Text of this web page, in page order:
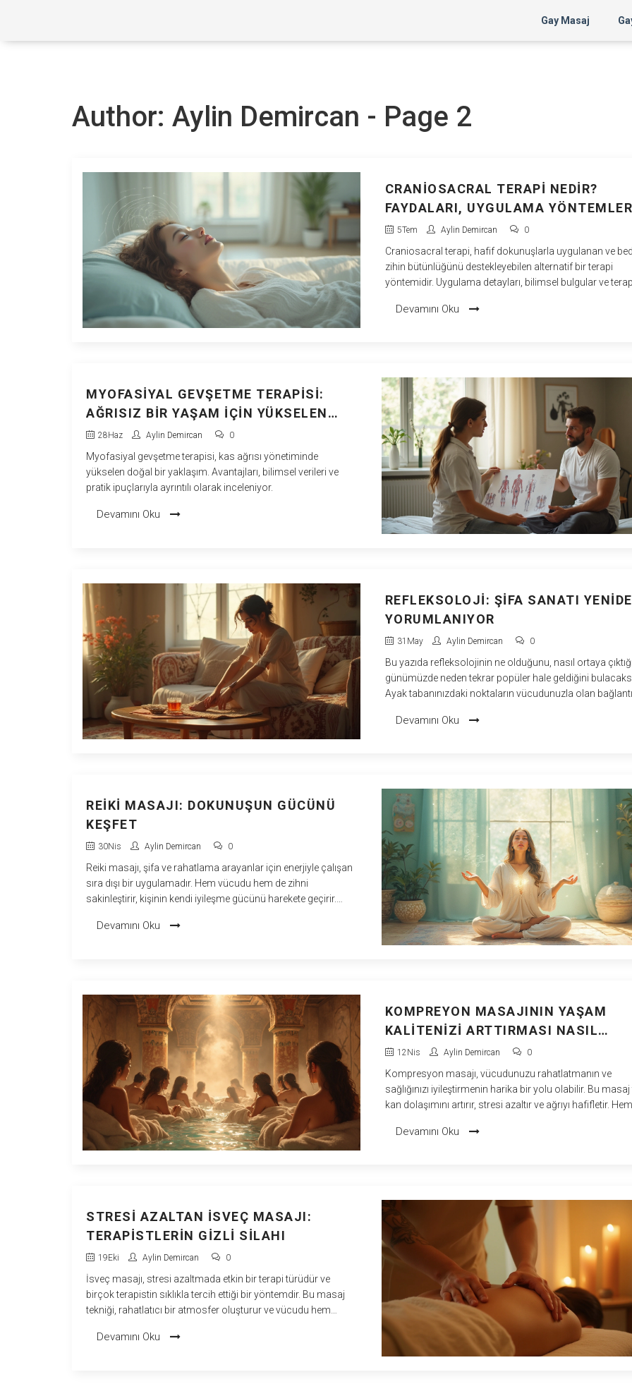
Gay Masaj
Author: Aylin Demircan - Page 2
CRANIOSACRAL TERAPI NEDIR?
FAYDALARI, UYGULAMA
VE BILIMSEL GERÇEKLER
5Tem Aylin Demircan 0
Craniosacral terapi, hafif dokunuşlarla uygulanan ve
zihin bütünlüğünü destekleyebilen alternatif bir terapi
yöntemidir. Uygulama detayları, bilimsel bulgular ve
Devamını Oku
MYOFASIYAL GEVŞETME TERAPISI:
AĞRISIZ BIR YAŞAM İÇIN YÜKSELEN
SAĞLIK TRENDI
28Haz Aylin Demircan 0
Myofasiyal gevşetme terapisi, kas ağrısı yönetiminde
yükselen doğal bir yaklaşım. Avantajları, bilimsel verileri ve
pratik ipuçlarıyla ayrıntılı olarak inceleniyor.
Devamını Oku
REFLEKSOLOJI: ŞIFA SANATI
YORUMLANIYOR
31 May Aylin Demircan 0
Bu yazıda refleksolojinin ne olduğunu, nasıl ortaya
günümüzde neden tekrar popüler hale geldiğini
Ayak tabanınızdaki noktaların vücudunuzla olan
geldiğini ve evde refleksoloji uygularken nelere dikkat
yöntemin nasıl hala işe yaradığını göreceksiniz.
Devamını Oku
REIKI MASAJI: DOKUNUŞUN GÜCÜNÜ
KEŞFET
30Nis Aylin Demircan 0
Reiki masajı, şifa ve rahatlama arayanlar için enerjiyle çalışan
sıra dışı bir uygulamadır. Hem vücudu hem de zihni
sakinleştirir, kişinin kendi iyileşme gücünü harekete geçirir.
Basit ama etkili teknikler, herkesin yaşam kalitesini
Devamını Oku
KOMPREYON MASAJININ YAŞAM
KALITENIZI ARTTIRMASI NASIL
MÜMKÜN?
12 Nis Aylin Demircan 0
Kompresyon masajı, vücudunuzu rahatlatmanın ve
sağlığınızı iyileştirmenin harika bir yolu olabilir. Bu masaj
kan dolaşımını artırır, stresi azaltır ve ağrıyı hafifletir. Hem
hayatın getirdiği yüklerden arınmanıza yardımcı olur.
Devamını Oku
STRESI AZALTAN İSVEÇ MASAJI:
TERAPISTLERIN GIZLI SILAHI
19Eki Aylin Demircan 0
İsveç masajı, stresi azaltmada etkin bir terapi türüdür ve
birçok terapistin sıklıkla tercih ettiği bir yöntemdir. Bu masaj
tekniği, rahatlatıcı bir atmosfer oluşturur ve vücudu hem
nazik baskılarla yapılan İsveç masajı, hem amatör hem de
Devamını Oku